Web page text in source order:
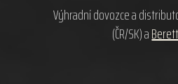
Výhradní dovozce a
(ČR/SK) a